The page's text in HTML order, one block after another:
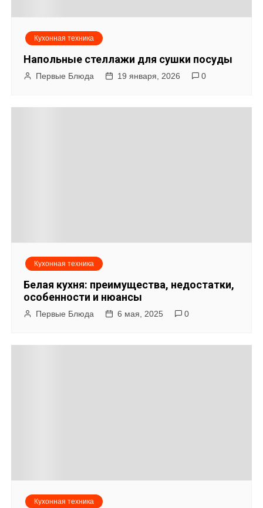
з
м
Кухонная техника
Напольные стеллажи для сушки посуды
Первые Блюда 19 января, 2026 0
Кухонная техника
Белая кухня: преимущества, недостатки,
особенности и нюансы
Первые Блюда 6 мая, 2025 0
Кухонная техника